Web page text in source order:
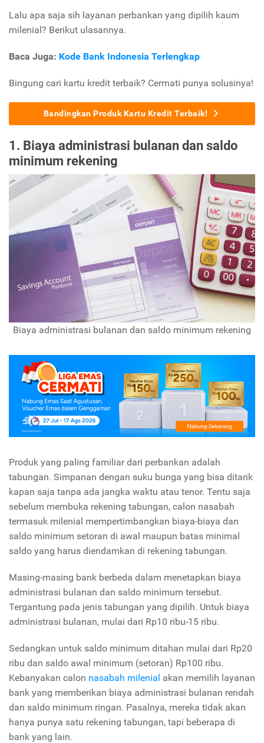
Lalu apa saja sih layanan perbankan yang dipilih kaum
milenial? Berikut ulasannya.
Baca Juga: Kode Bank Indonesia Terlengkap
Bingung cari kartu kredit terbaik? Cermati punya solusinya!
Bandingkan Produk Kartu Kredit Terbaik!
1. Biaya administrasi bulanan dan saldo
minimum rekening
Biaya administrasi bulanan dan saldo minimum rekening
Produk yang paling familiar dari perbankan adalah
tabungan. Simpanan dengan suku bunga yang bisa ditarik
kapan saja tanpa ada jangka waktu atau tenor. Tentu saja
sebelum membuka rekening tabungan, calon nasabah
termasuk milenial mempertimbangkan biaya-biaya dan
saldo minimum setoran di awal maupun batas minimal
saldo yang harus diendamkan di rekening tabungan.
Masing-masing bank berbeda dalam menetapkan biaya
administrasi bulanan dan saldo minimum tersebut.
Tergantung pada jenis tabungan yang dipilih. Untuk biaya
administrasi bulanan, mulai dari Rp10 ribu-15 ribu.
Sedangkan untuk saldo minimum ditahan mulai dari Rp20
ribu dan saldo awal minimum (setoran) Rp100 ribu.
Kebanyakan calon nasabah milenial akan memilih layanan
bank yang memberikan biaya administrasi bulanan rendah
dan saldo minimum ringan. Pasalnya, mereka tidak akan
hanya punya satu rekening tabungan, tapi beberapa di
bank yang lain.